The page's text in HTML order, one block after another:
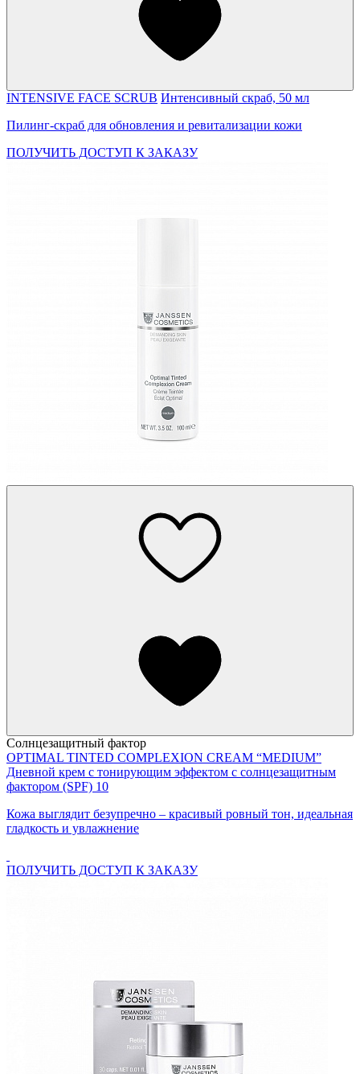
INTENSIVE FACE SCRUB Интенсивный скраб, 50 мл
Пилинг-скраб для обновления и ревитализации кожи
ПОЛУЧИТЬ ДОСТУП К ЗАКАЗУ
Солнцезащитный фактор
OPTIMAL TINTED COMPLEXION CREAM “MEDIUM”
Дневной крем с тонирующим эффектом с солнцезащитным
фактором (SPF) 10
Кожа выглядит безупречно – красивый ровный тон, идеальная
гладкость и увлажнение
ПОЛУЧИТЬ ДОСТУП К ЗАКАЗУ